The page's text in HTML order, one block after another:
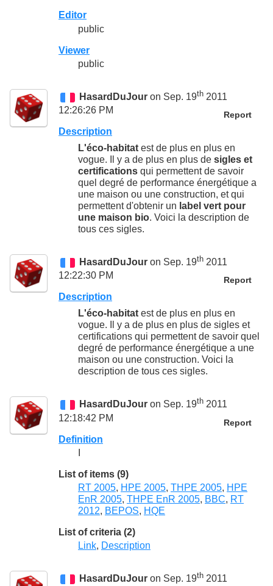
Editor
public
Viewer
public
HasardDuJour on Sep. 19th 2011
12:26:26 PM
Report
Description
L'éco-habitat est de plus en plus en
vogue. Il y a de plus en plus de sigles et
certifications qui permettent de savoir
quel degré de performance énergétique a
une maison ou une construction, et qui
permettent d'obtenir un label vert pour
une maison bio. Voici la description de
tous ces sigles.
HasardDuJour on Sep. 19th 2011
12:22:30 PM
Report
Description
L'éco-habitat est de plus en plus en
vogue. Il y a de plus en plus de sigles et
certifications qui permettent de savoir quel
degré de performance énergétique a une
maison ou une construction. Voici la
description de tous ces sigles.
HasardDuJour on Sep. 19th 2011
12:18:42 PM
Report
Definition
List of items (9)
RT 2005, HPE 2005, THPE 2005, HPE
EnR 2005, THPE EnR 2005, BBC, RT
2012, BEPOS, HQE
List of criteria (2)
Link, Description
HasardDuJour on Sep. 19th 2011